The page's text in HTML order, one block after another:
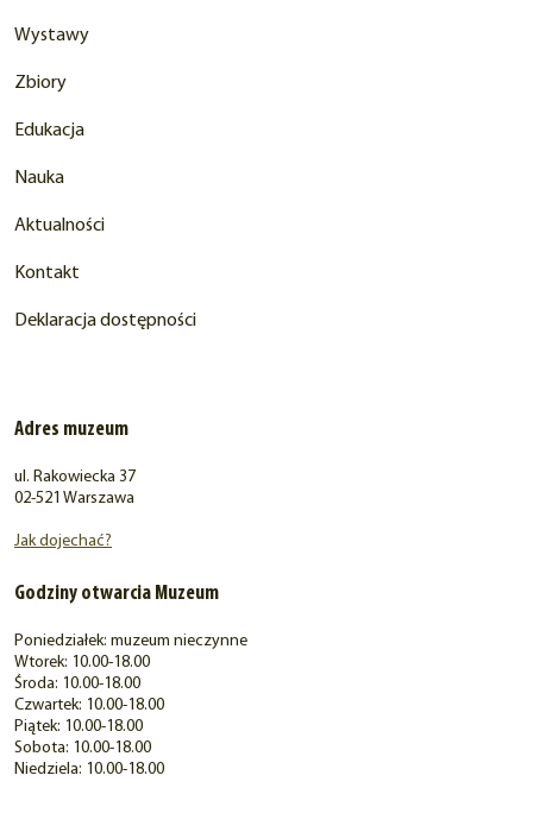
Wystawy
Zbiory
Edukacja
Nauka
Aktualności
Kontakt
Deklaracja dostępności
Adres muzeum
ul. Rakowiecka 37
02-521 Warszawa
Jak dojechać?
Godziny otwarcia Muzeum
Poniedziałek: muzeum nieczynne
Wtorek: 10.00-18.00
Środa: 10.00-18.00
Czwartek: 10.00-18.00
Piątek: 10.00-18.00
Sobota: 10.00-18.00
Niedziela: 10.00-18.00